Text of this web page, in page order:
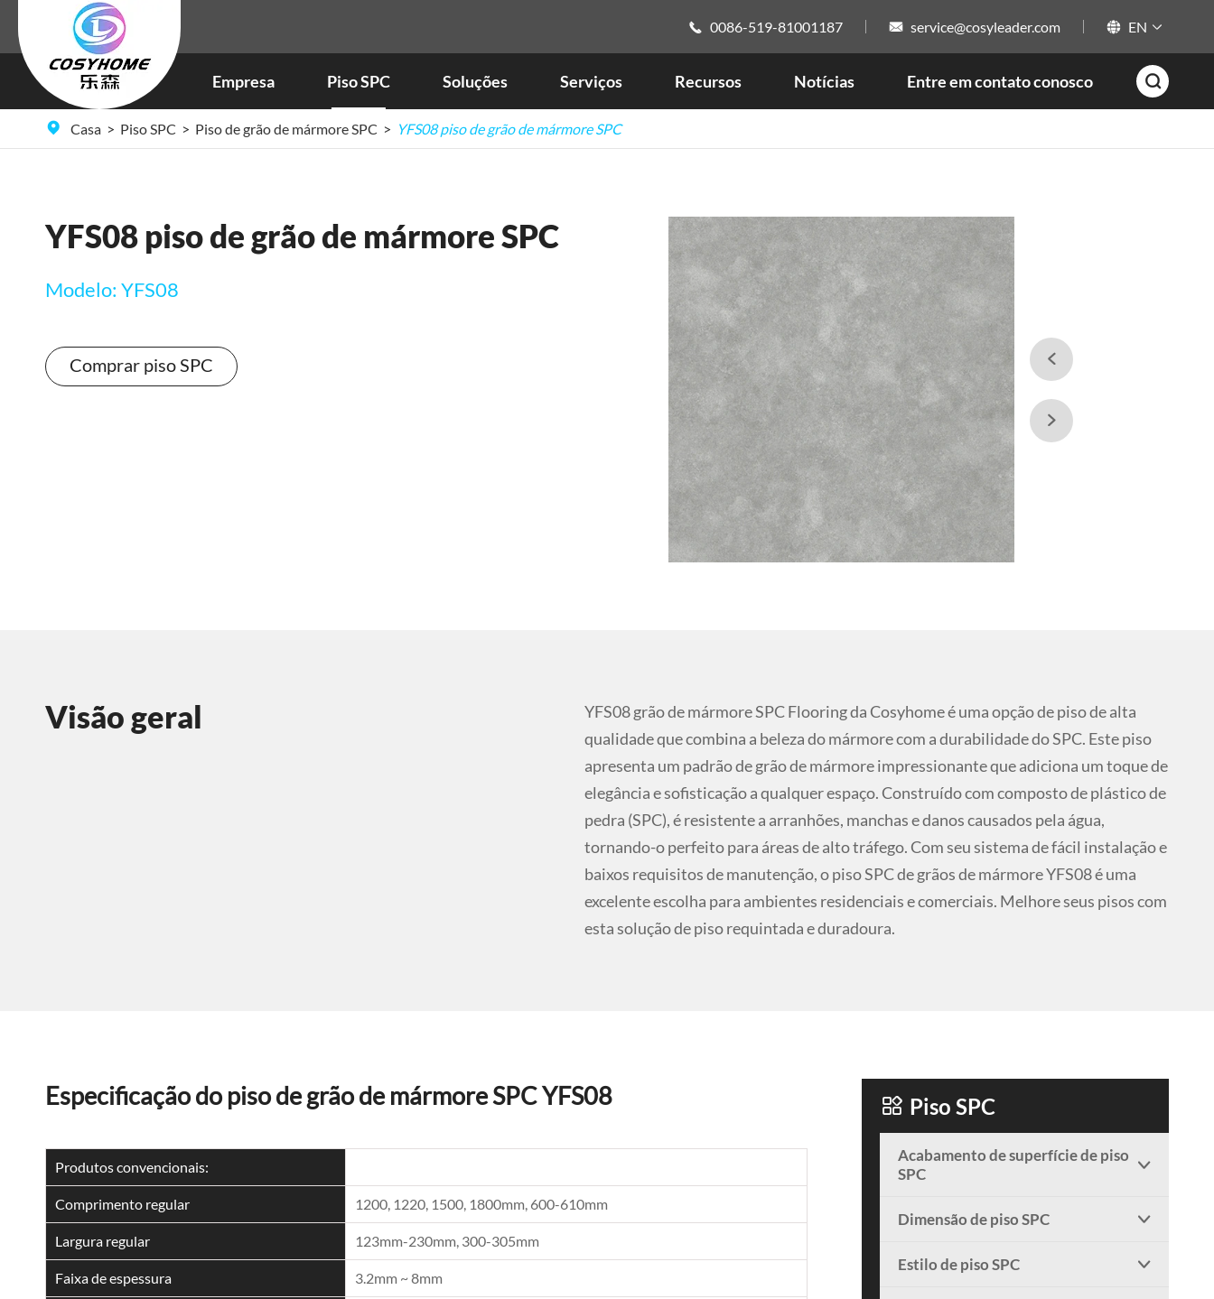
 0086-519-81001187  service@cosyleader.com  EN 
Empresa Piso SPC Soluções Serviços Recursos Notícias Entre em contato conosco 
Casa Piso SPC Piso de grão de mármore SPC YFS08 piso de grão de mármore SPC
YFS08 piso de grão de mármore SPC
Modelo: YFS08
Comprar piso SPC 

Visão geral
YFS08 grão de mármore SPC Flooring da Cosyhome é uma opção de piso de alta
qualidade que combina a beleza do mármore com a durabilidade do SPC. Este piso
apresenta um padrão de grão de mármore impressionante que adiciona um toque de
elegância e sofisticação a qualquer espaço. Construído com composto de plástico de
pedra (SPC), é resistente a arranhões, manchas e danos causados pela água,
tornando-o perfeito para áreas de alto tráfego. Com seu sistema de fácil instalação e
baixos requisitos de manutenção, o piso SPC de grãos de mármore YFS08 é uma
excelente escolha para ambientes residenciais e comerciais. Melhore seus pisos com
esta solução de piso requintada e duradoura.
Especificação do piso de grão de mármore SPC YFS08
Produtos convencionais:
Comprimento regular 1200, 1220, 1500, 1800mm, 600-610mm
Largura regular 123mm-230mm, 300-305mm
Faixa de espessura 3.2mm ~ 8mm
 Piso SPC
Acabamento de superfície de piso
SPC

Dimensão de piso SPC 
Estilo de piso SPC 